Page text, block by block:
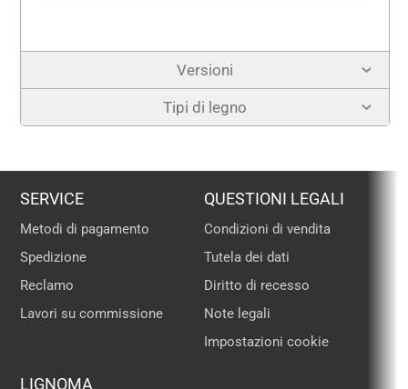
Versioni
Tipi di legno
SERVICE
Metodi di pagamento
Spedizione
Reclamo
Lavori su commissione
QUESTIONI LEGALI
Condizioni di vendita
Tutela dei dati
Diritto di recesso
Note legali
Impostazioni cookie
LIGNOMA